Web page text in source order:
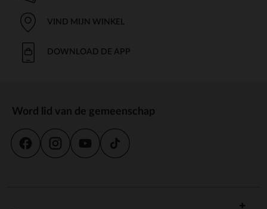
VIND MIJN WINKEL
DOWNLOAD DE APP
Word lid van de gemeenschap